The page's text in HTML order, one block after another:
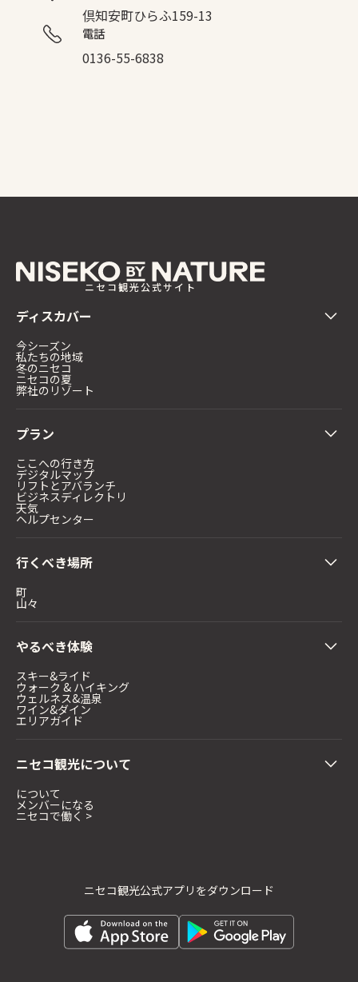
倶知安町ひらふ159-13
電話
0136-55-6838
ニセコ観光公式サイト
ディスカバー
今シーズン
私たちの地域
冬のニセコ
ニセコの夏
弊社のリゾート
プラン
ここへの行き方
デジタルマップ
リフトとアバランチ
ビジネスディレクトリ
天気
ヘルプセンター
行くべき場所
町
山々
やるべき体験
スキー&ライド
ウォーク & ハイキング
ウェルネス&温泉
ワイン&ダイン
エリアガイド
ニセコ観光について
について
メンバーになる
ニセコで働く >
ニセコ観光公式アプリをダウンロード